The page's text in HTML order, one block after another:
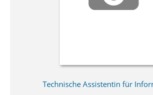
Technische Assistentin für